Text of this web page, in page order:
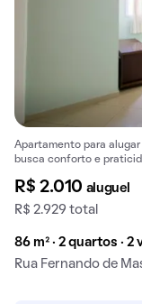
Apartamento para alugar
busca conforto e
R$ 2.010 aluguel
R$ 2.929 total
86 m² · 2 quartos · 2
Rua Fernando de